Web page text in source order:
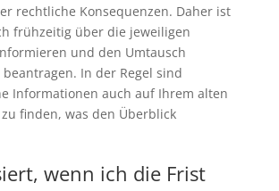
rechtliche Konsequenzen. Daher ist
frühzeitig über die jeweiligen
und den Umtausch
In der Regel sind
Informationen auch auf Ihrem alten
finden, was den Überblick
wenn ich die Frist